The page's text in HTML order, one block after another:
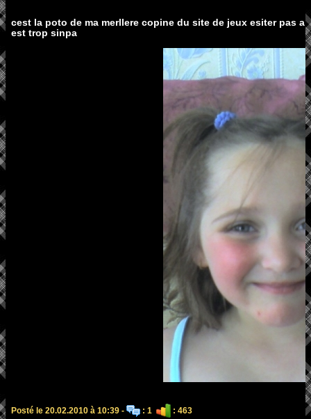
cest la poto de ma merllere copine du site de jeux esiter pas
est trop sinpa
Posté le 20.02.2010 à 10:39 - : 1 : 463